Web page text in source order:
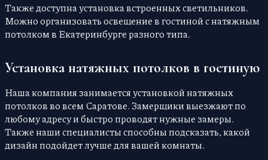
Также доступна установка встроенных светильников.
Можно организовать освещение в гостиной с натяжным
потолком в Екатеринбурге разного типа.
Установка натяжных потолков в гостиную
Наша компания занимается установкой натяжных
потолков во всем Саратове. Замерщики выезжают по
любому адресу и быстро проводят нужные замеры.
Также наши специалисты способны подсказать, какой
дизайн подойдет лучше для вашей комнаты.